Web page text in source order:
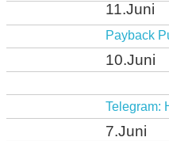
11.Juni
Payback
10.Juni
Telegram:
7.Juni